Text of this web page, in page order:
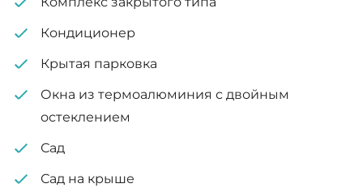
Кондиционер
Крытая парковка
Окна из термоалюминия с двойным
остеклением
Сад
Сад на крыше